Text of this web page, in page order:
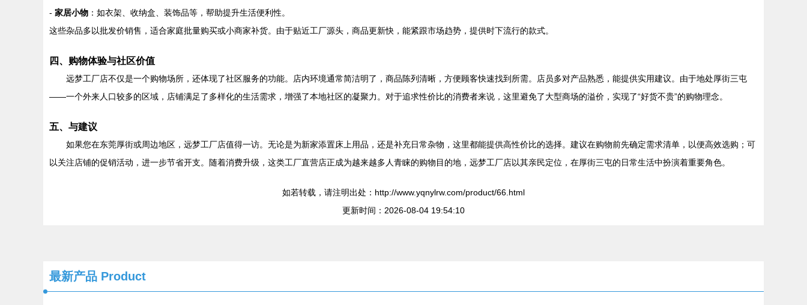
- 家居小物 ：如衣架、收纳盒、装饰品等，帮助提升生活便利性。
这些杂品多以批发价销售，适合家庭批量购买或小商家补货。由于贴近工厂源头，商品更新快，能紧跟市场趋势，提供时下流行的款式。
四、购物体验与社区价值
远梦工厂店不仅是一个购物场所，还体现了社区服务的功能。店内环境通常简洁明了，商品陈列清晰，方便顾客快速找到所需。店员多对产品熟悉，能提供实用建议。由于地处厚街三屯
——一个外来人口较多的区域，店铺满足了多样化的生活需求，增强了本地社区的凝聚力。对于追求性价比的消费者来说，这里避免了大型商场的溢价，实现了“好货不贵”的购物理念。
五、与建议
如果您在东莞厚街或周边地区，远梦工厂店值得一访。无论是为新家添置床上用品，还是补充日常杂物，这里都能提供高性价比的选择。建议在购物前先确定需求清单，以便高效选购；可
以关注店铺的促销活动，进一步节省开支。随着消费升级，这类工厂直营店正成为越来越多人青睐的购物目的地，远梦工厂店以其亲民定位，在厚街三屯的日常生活中扮演着重要角色。
如若转载，请注明出处：http://www.yqnylrw.com/product/66.html
更新时间：2026-08-04 19:54:10
最新产品 Product